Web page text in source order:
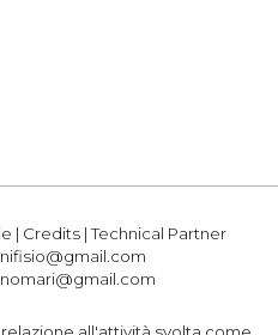
| Credits |Technical Partner